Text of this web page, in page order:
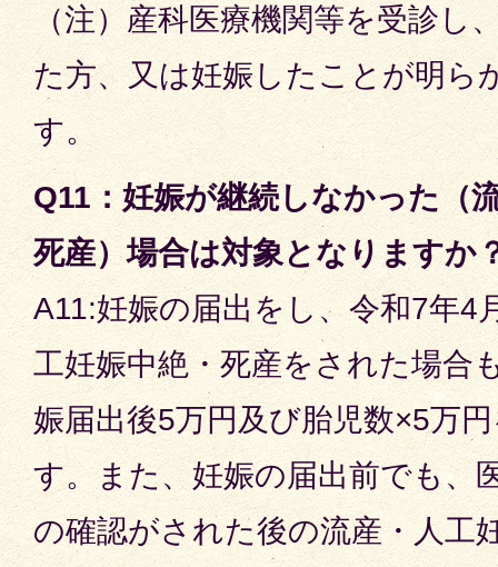
（注）産科医療機関等を受診し
た方、又は妊娠したことが明ら
す。
Q11：妊娠が継続しなかった（
死産）場合は対象となりますか
A11:妊娠の届出をし、令和7年4
工妊娠中絶・死産をされた場合
娠届出後5万円及び胎児数×5万
す。また、妊娠の届出前でも、
の確認がされた後の流産・人工